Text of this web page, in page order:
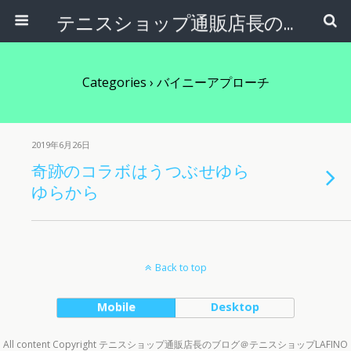
テニスショップ通販店長のブログ＠テニスショップLAFINO 西山克久
Categories › バイニーアプローチ
2019年6月26日
奇跡のコラボはうつぶせゆら
ゆらから
Back to top
Mobile Desktop
All content Copyright テニスショップ通販店長のブログ＠テニスショップLAFINO